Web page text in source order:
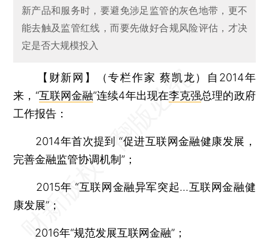
新产品和服务时，要避免涉足监管的灰色地带，更不
能去触及监管红线，而要先做好合规风险评估，才决
定是否大规模投入
【财新网】（专栏作家 蔡凯龙） 自2014年
来，“互联网金融”连续4年出现在李克强总理的政府
工作报告：
2014年首次提到 “促进互联网金融健康发展，
完善金融监管协调机制”；
2015年 “互联网金融异军突起...互联网金融健
康发展”；
2016年“规范发展互联网金融”；